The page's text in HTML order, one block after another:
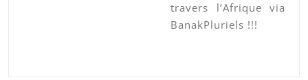
travers l’Afrique via
BanakPluriels !!!